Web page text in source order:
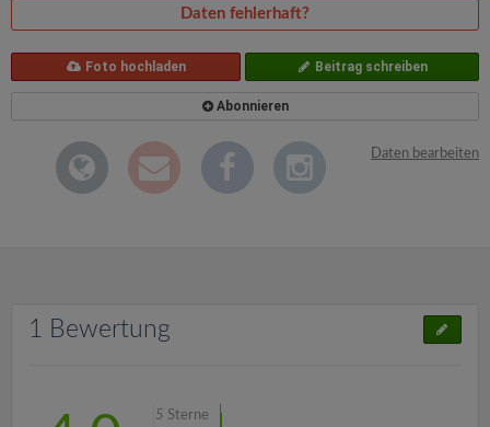
Daten fehlerhaft?
Foto hochladen Beitrag schreiben
Abonnieren
Daten bearbeiten
1 Bewertung
5 Sterne